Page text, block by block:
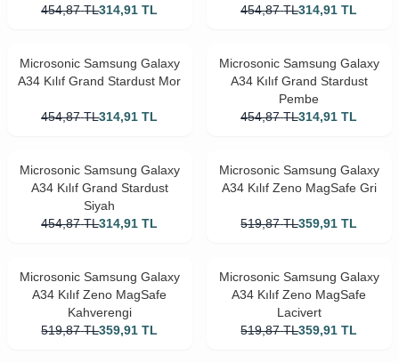
454,87 TL314,91 TL 454,87 TL314,91 TL
Microsonic Samsung Galaxy
A34 Kılıf Grand Stardust Mor
454,87 TL314,91 TL
Microsonic Samsung Galaxy
A34 Kılıf Grand Stardust
Pembe
454,87 TL314,91 TL
Microsonic Samsung Galaxy
A34 Kılıf Grand Stardust
Siyah
454,87 TL314,91 TL
Microsonic Samsung Galaxy
A34 Kılıf Zeno MagSafe Gri
519,87 TL359,91 TL
Microsonic Samsung Galaxy
A34 Kılıf Zeno MagSafe
Kahverengi
519,87 TL359,91 TL
Microsonic Samsung Galaxy
A34 Kılıf Zeno MagSafe
Lacivert
519,87 TL359,91 TL